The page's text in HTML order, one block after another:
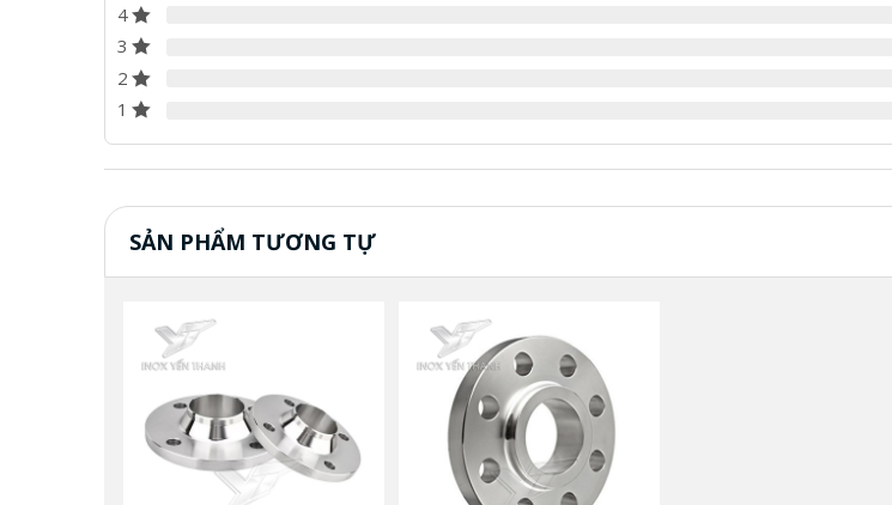
4
3
2
1
SẢN PHẨM TƯƠNG TỰ